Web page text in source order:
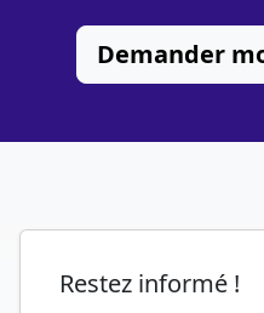
Demander
Restez informé !